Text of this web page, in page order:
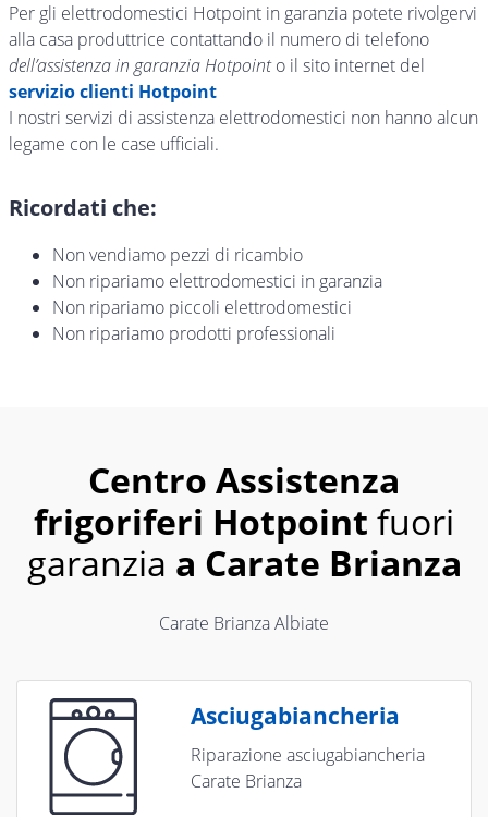
Per gli elettrodomestici Hotpoint in garanzia potete rivolgervi
alla casa produttrice contattando il numero di telefono
dell’assistenza in garanzia Hotpointo il sito internet del
servizio clienti Hotpoint
I nostri servizi di assistenza elettrodomestici non hanno alcun
legame con le case ufficiali.
Ricordati che:
Non vendiamo pezzi di ricambio
Non ripariamo elettrodomestici in garanzia
Non ripariamo piccoli elettrodomestici
Non ripariamo prodotti professionali
Centro Assistenza
frigoriferi Hotpoint fuori
garanzia a Carate Brianza
Carate Brianza Albiate
Asciugabiancheria
Riparazione asciugabiancheria
Carate Brianza